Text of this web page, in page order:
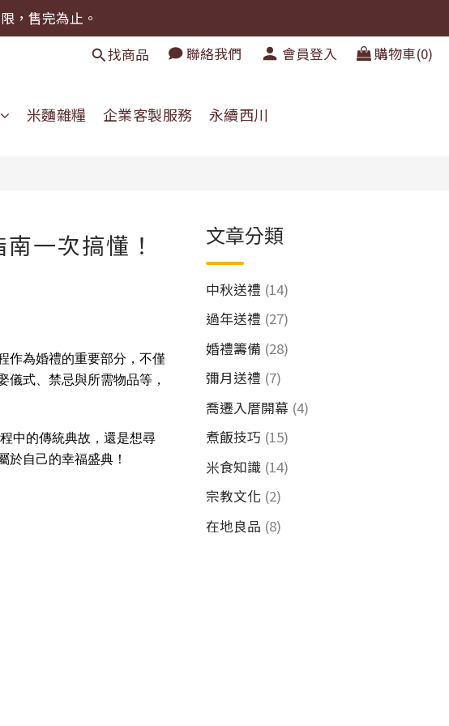
，售完為止。
，售完為止。
，售完為止。
找商品 聯絡我們 會員登入 購物車(0)
米麵雜糧 企業客製服務 永續西川
一次搞懂！
作為婚禮的重要部分，不僅
式、禁忌與所需物品等，
中的傳統典故，還是想尋
於自己的幸福盛典！
文章分類
中秋送禮 (14)
過年送禮 (27)
婚禮籌備 (28)
彌月送禮 (7)
喬遷入厝開幕 (4)
煮飯技巧 (15)
米食知識 (14)
宗教文化 (2)
在地良品 (8)